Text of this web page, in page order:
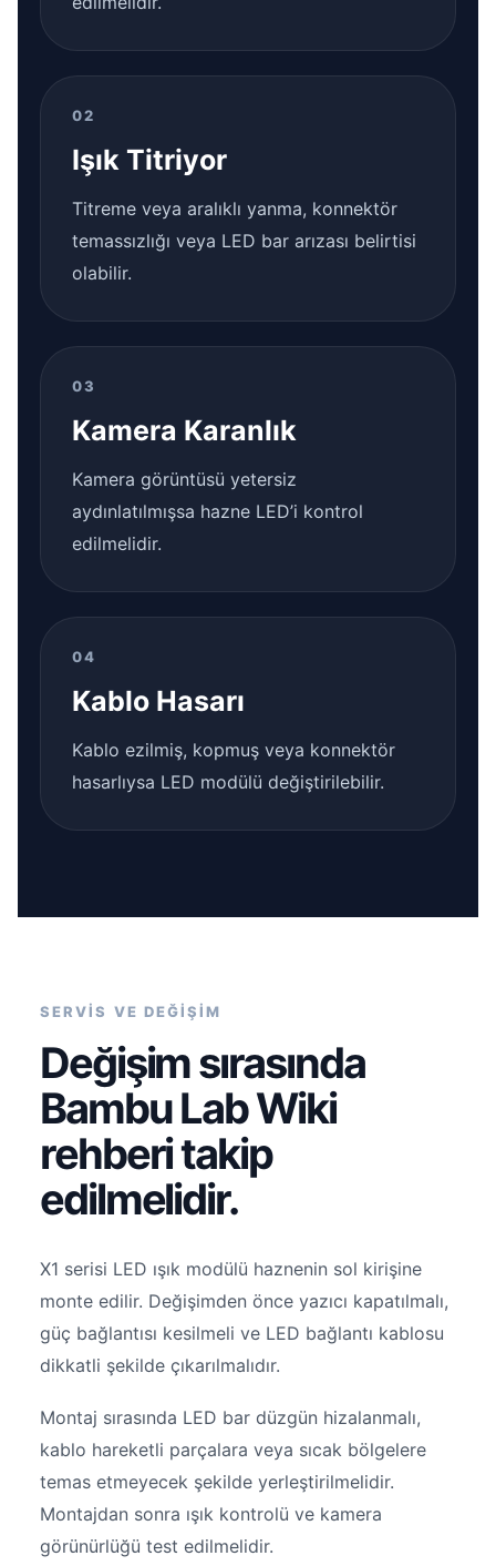
02
Işık Titriyor
Titreme veya aralıklı yanma, konnektör
temassızlığı veya LED bar arızası belirtisi
olabilir.
03
Kamera Karanlık
Kamera görüntüsü yetersiz
aydınlatılmışsa hazne LED’i kontrol
edilmelidir.
04
Kablo Hasarı
Kablo ezilmiş, kopmuş veya konnektör
hasarlıysa LED modülü değiştirilebilir.
SERVİS VE DEĞİŞİM
Değişim sırasında
Bambu Lab Wiki
rehberi takip
edilmelidir.
X1 serisi LED ışık modülü haznenin sol kirişine
monte edilir. Değişimden önce yazıcı kapatılmalı,
güç bağlantısı kesilmeli ve LED bağlantı kablosu
dikkatli şekilde çıkarılmalıdır.
Montaj sırasında LED bar düzgün hizalanmalı,
kablo hareketli parçalara veya sıcak bölgelere
temas etmeyecek şekilde yerleştirilmelidir.
Montajdan sonra ışık kontrolü ve kamera
görünürlüğü test edilmelidir.